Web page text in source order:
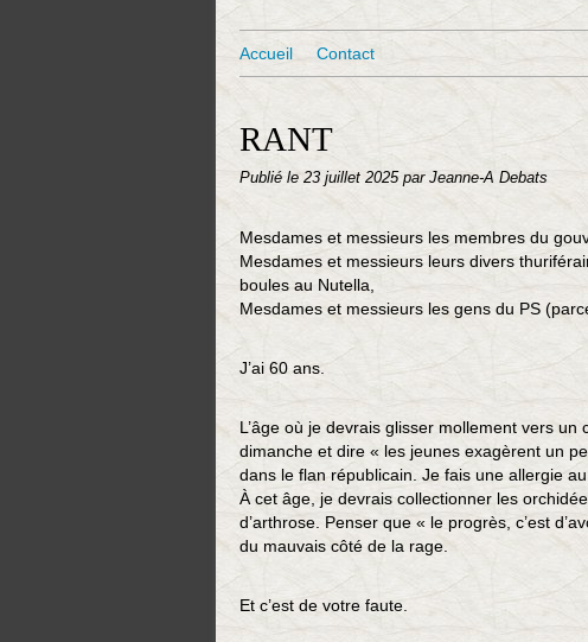
Accueil Contact
RANT
Publié le 23 juillet 2025 par Jeanne-A Debats
Mesdames et messieurs les membres du
Mesdames et messieurs leurs divers
boules au Nutella,
Mesdames et messieurs les gens du PS
J’ai 60 ans.
L’âge où je devrais glisser mollement vers
dimanche et dire « les jeunes exagèrent un
dans le flan républicain. Je fais une allergie
À cet âge, je devrais collectionner les
d’arthrose. Penser que « le progrès, c’est
du mauvais côté de la rage.
Et c’est de votre faute.